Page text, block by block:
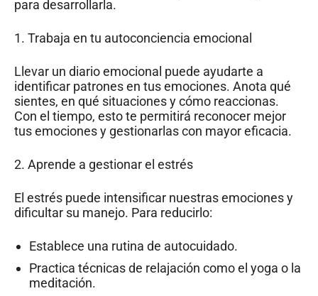
para desarrollarla.
1. Trabaja en tu autoconciencia emocional
Llevar un diario emocional puede ayudarte a
identificar patrones en tus emociones. Anota qué
sientes, en qué situaciones y cómo reaccionas.
Con el tiempo, esto te permitirá reconocer mejor
tus emociones y gestionarlas con mayor eficacia.
2. Aprende a gestionar el estrés
El estrés puede intensificar nuestras emociones y
dificultar su manejo. Para reducirlo:
Establece una rutina de autocuidado.
Practica técnicas de relajación como el yoga o la
meditación.